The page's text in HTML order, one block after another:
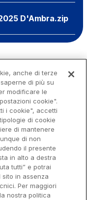
D'Ambra.zip
versato
Imprese di Roma
anche di terze
di più su
modificare le
cookie".
i cookie", accetti
di cookie
di mantenere
di non
il presente
in alto a destra
tutti” e potrai
in assenza
Per maggiori
nostra politica